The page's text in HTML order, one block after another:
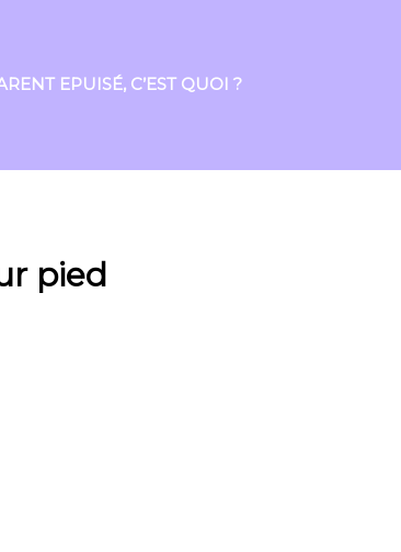
EPUISÉ, C’EST QUOI ?
pied